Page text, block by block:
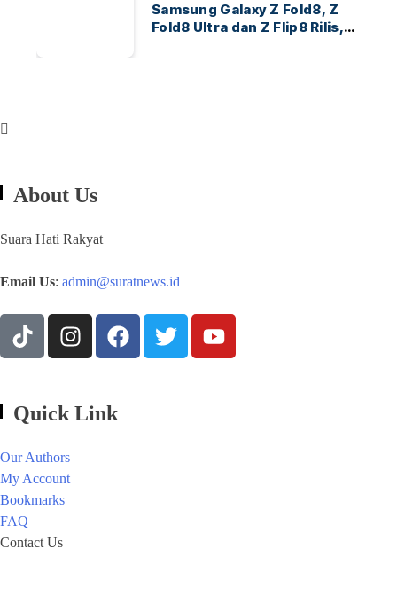
Samsung Galaxy Z Fold8, Z
Fold8 Ultra dan Z Flip8 Rilis,
About Us
Suara Hati Rakyat
Email Us: admin@suratnews.id
Quick Link
Our Authors
My Account
Bookmarks
FAQ
Contact Us